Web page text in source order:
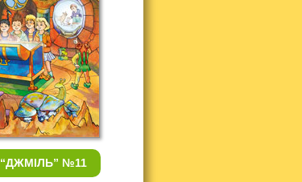
“ДЖМІЛЬ” №11